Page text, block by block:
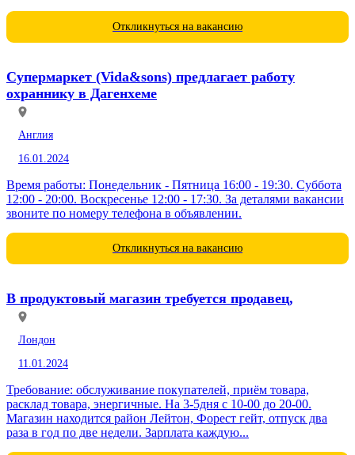
Откликнуться на вакансию
Супермаркет (Vida&sons) предлагает работу
охраннику в Дагенхеме
Англия
16.01.2024
Время работы: Понедельник - Пятница 16:00 - 19:30. Суббота
12:00 - 20:00. Воскресенье 12:00 - 17:30. За деталями вакансии
звоните по номеру телефона в объявлении.
Откликнуться на вакансию
В продуктовый магазин требуется продавец,
Лондон
11.01.2024
Требование: обслуживание покупателей, приём товара,
расклад товара, энергичные. На 3-5дня с 10-00 до 20-00.
Магазин находится район Лейтон, Форест гейт, отпуск два
раза в год по две недели. Зарплата каждую...